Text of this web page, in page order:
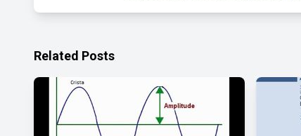
Related Posts